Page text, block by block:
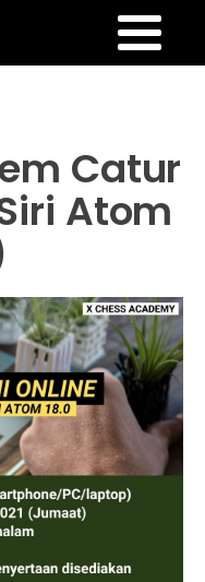
Catur
Atom